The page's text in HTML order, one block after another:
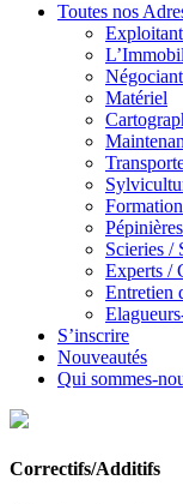
Toutes nos
Matériel
Pépinières
Scieries /
Experts /
Entretien
S’inscrire
Nouveautés
Qui sommes-
Correctifs/Additifs